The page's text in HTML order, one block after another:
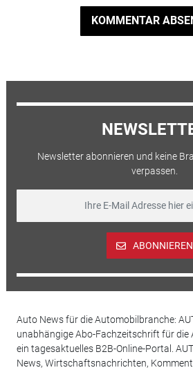
KOMMENTAR
Newsletter abonnieren und keine
verpassen.
ABONNIEREN
Auto News für die Automobilbranche:
unabhängige Abo-Fachzeitschrift für die
ein tagesaktuelles B2B-Online-Portal.
News, Wirtschaftsnachrichten,